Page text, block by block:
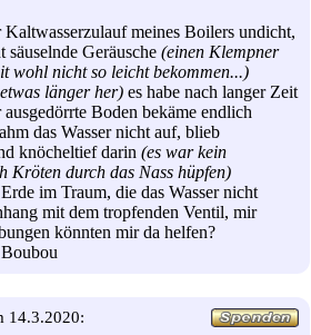
Kaltwasserzulauf meines Boilers undicht,
Geräusche (einen Klempner
wohl nicht so leicht bekommen...)
länger her) es habe nach langer Zeit
Boden bekäme endlich
das Wasser nicht auf, blieb
knöcheltief darin (es war kein
Kröten durch das Nass hüpfen)
im Traum, die das Wasser nicht
mit dem tropfenden Ventil, mir
könnten mir da helfen?
14.3.2020: